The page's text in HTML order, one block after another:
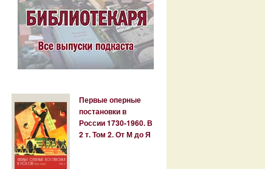
Первые оперные
постановки в
России 1730-1960. В
2 т. Том 2. От М до Я